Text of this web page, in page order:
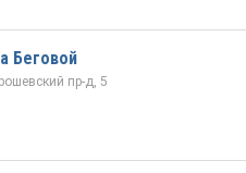
Беговой
пр-д, 5